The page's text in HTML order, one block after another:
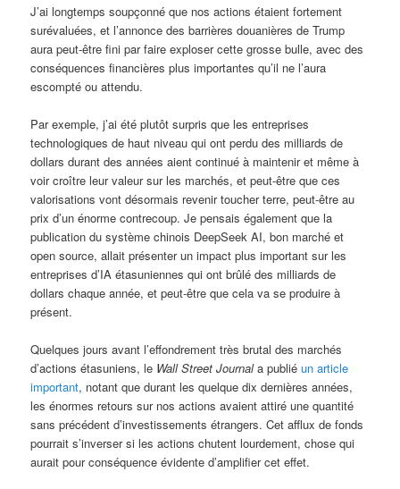
J’ai longtemps soupçonné que nos actions étaient fortement
surévaluées, et l’annonce des barrières douanières de Trump
aura peut-être fini par faire exploser cette grosse bulle, avec des
conséquences financières plus importantes qu’il ne l’aura
escompté ou attendu.
Par exemple, j’ai été plutôt surpris que les entreprises
technologiques de haut niveau qui ont perdu des milliards de
dollars durant des années aient continué à maintenir et même à
voir croître leur valeur sur les marchés, et peut-être que ces
valorisations vont désormais revenir toucher terre, peut-être au
prix d’un énorme contrecoup. Je pensais également que la
publication du système chinois DeepSeek AI, bon marché et
open source, allait présenter un impact plus important sur les
entreprises d’IA étasuniennes qui ont brûlé des milliards de
dollars chaque année, et peut-être que cela va se produire à
présent.
Quelques jours avant l’effondrement très brutal des marchés
d’actions étasuniens, le Wall Street Journala publiéun article
important, notant que durant les quelque dix dernières années,
les énormes retours sur nos actions avaient attiré une quantité
sans précédent d’investissements étrangers. Cet afflux de fonds
pourrait s’inverser si les actions chutent lourdement, chose qui
aurait pour conséquence évidente d’amplifier cet effet.